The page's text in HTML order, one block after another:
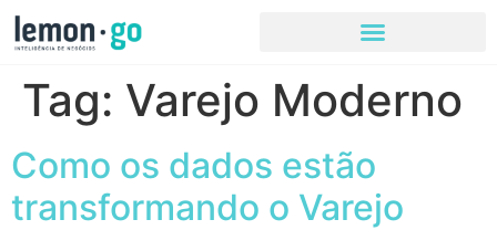
Tag: Varejo Moderno
Como os dados estão
transformando o Varejo